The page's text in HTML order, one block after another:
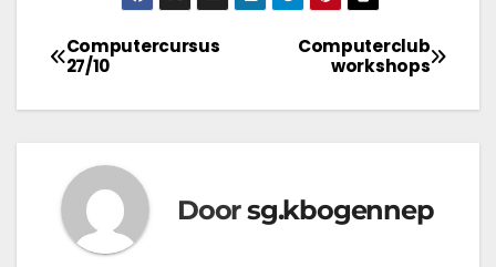
Computerclub
workshops
Computercursus
27/10
Doorsg.kbogennep